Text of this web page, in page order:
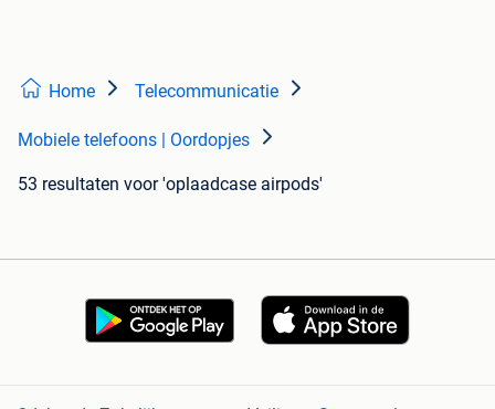
Home Telecommunicatie
Mobiele telefoons | Oordopjes
53 resultaten voor 'oplaadcase airpods'